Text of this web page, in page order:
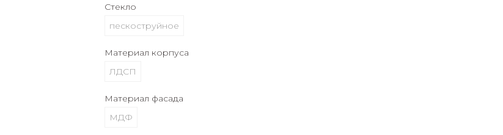
Стекло
пескоструйное
Материал корпуса
ЛДСП
Материал фасада
МДФ
каждые 2 недели